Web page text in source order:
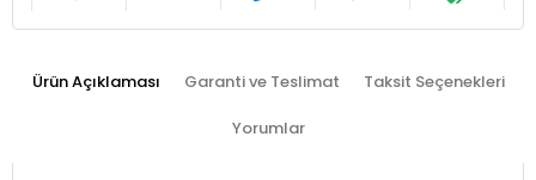
Ürün Açıklaması Garanti ve Teslimat Taksit Seçenekleri
Yorumlar